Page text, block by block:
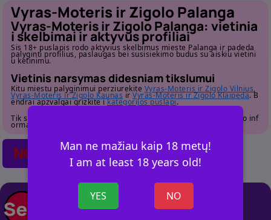
Man ne mažiau kaip 18 metų!
I am at least 18 years old!
YES NO
Vyras-Moteris ir Zigolo Palanga
Vyras-Moteris ir Zigolo Palanga: vietinia
i skelbimai ir aktyvus profiliai
Sis 18+ puslapis rodo aktyvius skelbimus mieste Palanga ir padeda
palyginti profilius, paslaugas bei susisiekimo budus su aiskiu vietini
u ketinimu.
Vietinis narsymas didesniam tikslumui
Kitu miestu palyginimui perziurekite Vyras-Moteris ir Zigolo Vilnius,
Vyras-Moteris ir Zigolo Kaunas ir Vyras-Moteris ir Zigolo Klaipeda. B
endrai apzvalgai grizkite ikategorijos puslapi.
Tik suaugusiems. Pries susisiekdami atidziai perziurekite profilio inf
ormacija.
NO POSTS FOUND
+ SKELBIMĄ